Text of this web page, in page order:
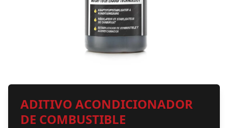
ADITIVO ACONDICIONADOR
DE COMBUSTIBLE